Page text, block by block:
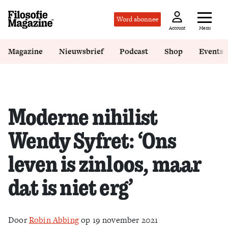
Word abonnee
Account Menu
Magazine Nieuwsbrief Podcast Shop Events
Moderne nihilist
Wendy Syfret: ‘Ons
leven is zinloos, maar
dat is niet erg’
DoorRobin Abbingop 19 november 2021